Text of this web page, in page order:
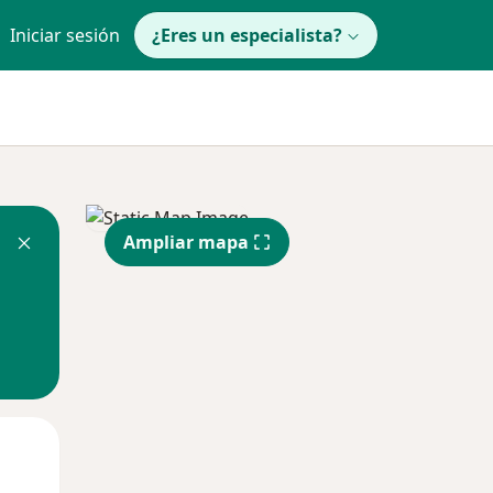
Iniciar sesión ¿Eres un especialista?
Ampliar mapa